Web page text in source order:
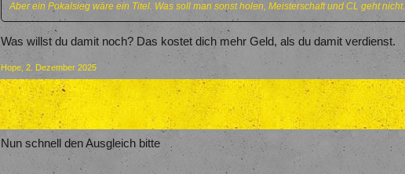
Aber ein Pokalsieg wäre ein Titel. Was soll man sonst holen, Meisterschaft und CL geht nicht.
Was willst du damit noch? Das kostet dich mehr Geld, als du damit verdienst.
Hope 2. Dezember 2025
Nun schnell den Ausgleich bitte